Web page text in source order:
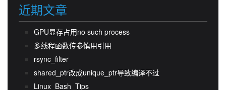
近期文章
GPU显存占用no such process
多线程函数传参慎用引用
rsync_filter
shared_ptr改成unique_ptr导致编译不过
Linux_Bash_Tips